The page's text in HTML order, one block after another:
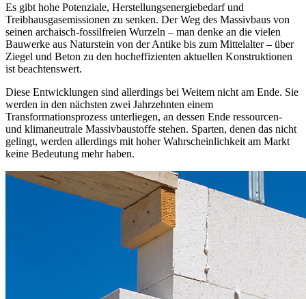
Es gibt hohe Potenziale, Herstellungsenergiebedarf und
Treibhausgasemissionen zu senken. Der Weg des Massivbaus von
seinen archaisch-fossilfreien Wurzeln – man denke an die vielen
Bauwerke aus Naturstein von der Antike bis zum Mittelalter – über
Ziegel und Beton zu den hocheffizienten aktuellen Konstruktionen
ist beachtenswert.
Diese Entwicklungen sind allerdings bei Weitem nicht am Ende. Sie
werden in den nächsten zwei Jahrzehnten einem
Transformationsprozess unterliegen, an dessen Ende ressourcen-
und klimaneutrale Massivbaustoffe stehen. Sparten, denen das nicht
gelingt, werden allerdings mit hoher Wahrscheinlichkeit am Markt
keine Bedeutung mehr haben.